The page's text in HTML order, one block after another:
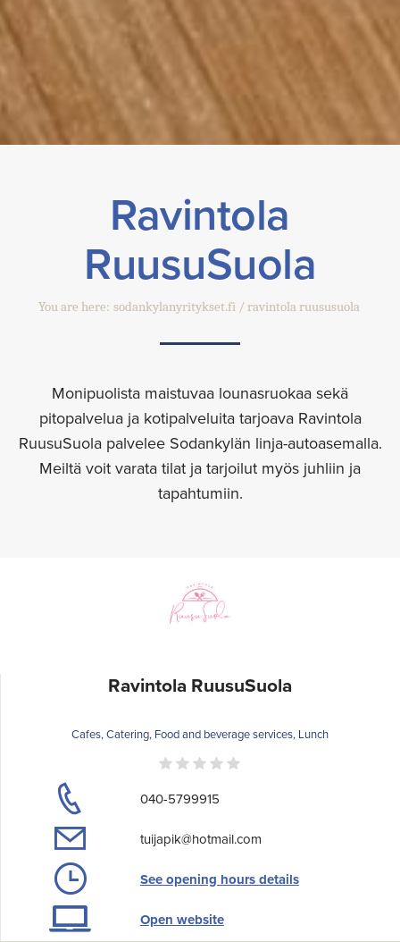
Ravintola
RuusuSuola
You are here: sodankylanyritykset.fi ravintola ruususuola
Monipuolista maistuvaa lounasruokaa sekä
pitopalvelua ja kotipalveluita tarjoava Ravintola
RuusuSuola palvelee Sodankylän linja-autoasemalla.
Meiltä voit varata tilat ja tarjoilut myös juhliin ja
tapahtumiin.
Ravintola RuusuSuola
Cafes, Catering, Food and beverage services, Lunch
040-5799915
tuijapik@hotmail.com
See opening hours details
Open website